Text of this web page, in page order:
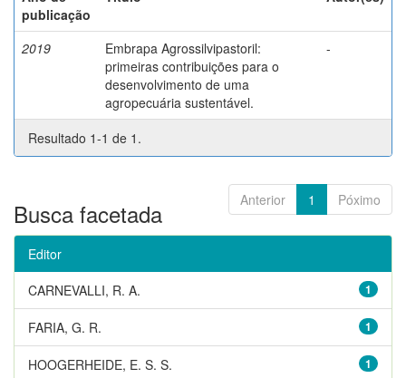
publicação
2019
Embrapa Agrossilvipastoril:
primeiras contribuições para o
desenvolvimento de uma
agropecuária sustentável.
-
Resultado 1-1 de 1.
Anterior 1 Póximo
Busca facetada
Editor
1
CARNEVALLI, R. A.
1
FARIA, G. R.
1
HOOGERHEIDE, E. S. S.